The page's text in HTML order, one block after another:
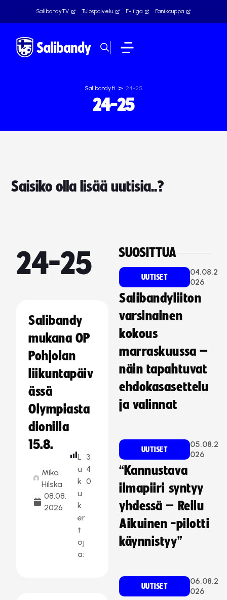
SalibandyTV Tulospalvelu F-liiga Fanikauppa
Salibandy.fi > 24-25
24-25
Saisiko olla lisää uutisia..?
24-25
Salibandy
mukana OP
Pohjolan
liikuntapäiv
ässä
Olympiasta
dionilla
15.8.
Mika
Hilska
08.08.
2026
L
u
k
u
k
er
t
oj
a:
3
4
0
SUOSITTUA
UUTISET
04.08.2
026
Salibandyliiton
varsinainen
kokous
marraskuussa –
näin tapahtuvat
ehdokasasettelu
ja valinnat
UUTISET
05.08.2
026
“Kannustava
ilmapiiri syntyy
yhdessä – Reilu
Aikuinen -pilotti
käynnistyy”
UUTISET
06.08.2
026